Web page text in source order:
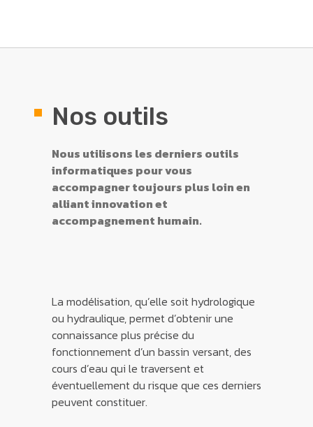
Nos outils
Nous utilisons les derniers outils
informatiques pour vous
accompagner toujours plus loin en
alliant innovation et
accompagnement humain.
La modélisation, qu’elle soit hydrologique
ou hydraulique, permet d’obtenir une
connaissance plus précise du
fonctionnement d’un bassin versant, des
cours d’eau qui le traversent et
éventuellement du risque que ces derniers
peuvent constituer.